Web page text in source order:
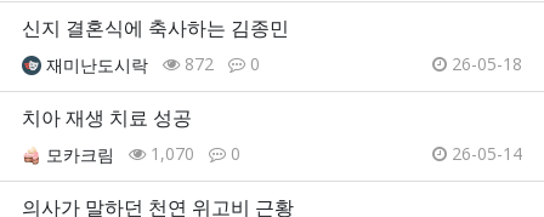
신지 결혼식에 축사하는 김종민
재미난도시락 872 0 26-05-18
치아 재생 치료 성공
모카크림 1,070 0 26-05-14
의사가 말하던 천연 위고비 근황